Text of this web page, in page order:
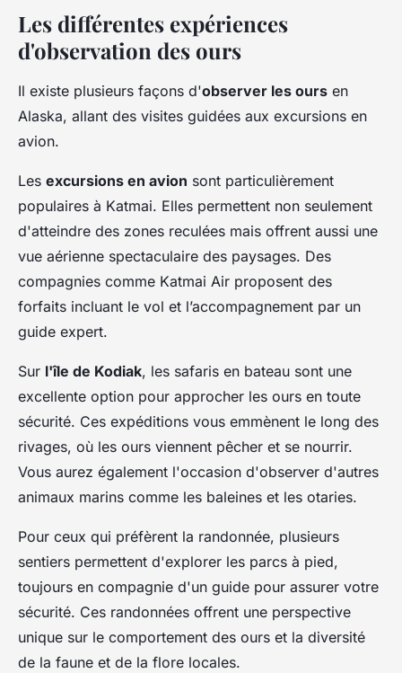
Les différentes expériences
d'observation des ours
Il existe plusieurs façons d'observer les ours en
Alaska, allant des visites guidées aux excursions en
avion.
Les excursions en avion sont particulièrement
populaires à Katmai. Elles permettent non seulement
d'atteindre des zones reculées mais offrent aussi une
vue aérienne spectaculaire des paysages. Des
compagnies comme Katmai Air proposent des
forfaits incluant le vol et l’accompagnement par un
guide expert.
Sur l'île de Kodiak, les safaris en bateau sont une
excellente option pour approcher les ours en toute
sécurité. Ces expéditions vous emmènent le long des
rivages, où les ours viennent pêcher et se nourrir.
Vous aurez également l'occasion d'observer d'autres
animaux marins comme les baleines et les otaries.
Pour ceux qui préfèrent la randonnée, plusieurs
sentiers permettent d'explorer les parcs à pied,
toujours en compagnie d'un guide pour assurer votre
sécurité. Ces randonnées offrent une perspective
unique sur le comportement des ours et la diversité
de la faune et de la flore locales.